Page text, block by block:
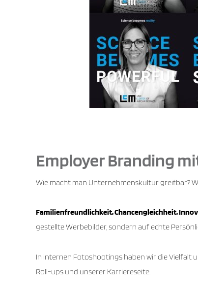
Employer Branding
Wie macht man Unternehmenskultur greifbar?
Familienfreundlichkeit, Chancengleichheit,
gestellte Werbebilder, sondern auf echte
In internen Fotoshootings haben wir die Vielfalt
Roll-ups und unserer Karriereseite.